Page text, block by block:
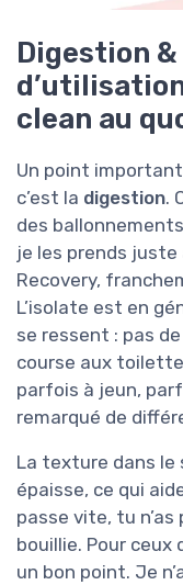
Digestion
clean au
Un point
c’est la digestion.
des
je les prends juste
Recovery,
L’isolate est en
se ressent : pas
course aux
parfois à jeun,
remarqué de
La texture dans le
épaisse, ce qui
passe vite, tu n’as
bouillie. Pour ceux
un bon point. Je